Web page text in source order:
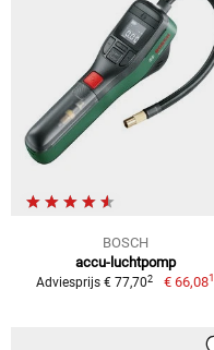
BOSCH
accu-luchtpomp
Adviesprijs € 77,702 € 66,081